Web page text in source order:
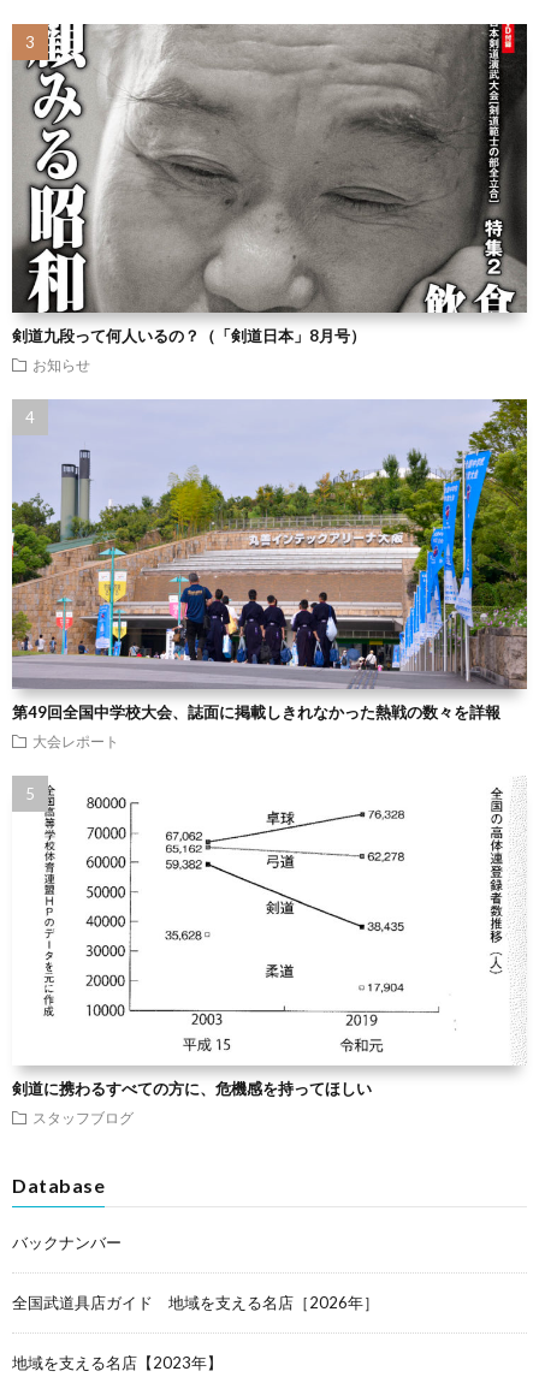
剣道九段って何人いるの？（「剣道日本」8月号）
お知らせ
第49回全国中学校大会、誌面に掲載しきれなかった熱戦の数々を詳報
大会レポート
剣道に携わるすべての方に、危機感を持ってほしい
スタッフブログ
Database
バックナンバー
全国武道具店ガイド 地域を支える名店［2026年］
地域を支える名店【2023年】